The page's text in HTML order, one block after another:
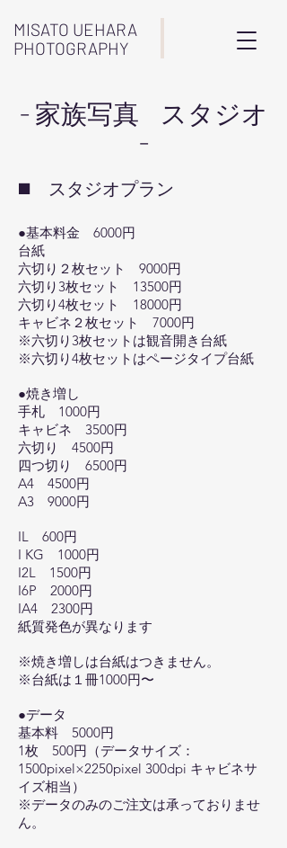
MISATO UEHARA
PHOTOGRAPHY
- 家族写真 スタジオ
-
◼️ スタジオプラン
●基本料金 6000円
台紙
六切り２枚セット 9000円
六切り3枚セット 13500円
六切り4枚セット 18000円
キャビネ２枚セット 7000円
※六切り3枚セットは観音開き台紙
※六切り4枚セットはページタイプ台紙
●焼き増し
手札 1000円
キャビネ 3500円
六切り 4500円
四つ切り 6500円
A4 4500円
A3 9000円
IL 600円
I KG 1000円
I2L 1500円
I6P 2000円
IA4 2300円
紙質発色が異なります
※焼き増しは台紙はつきません。
※台紙は１冊1000円〜
●データ
基本料 5000円
1枚 500円（データサイズ：
1500pixel×2250pixel 300dpi キャビネサ
イズ相当）
※データのみのご注文は承っておりませ
ん。